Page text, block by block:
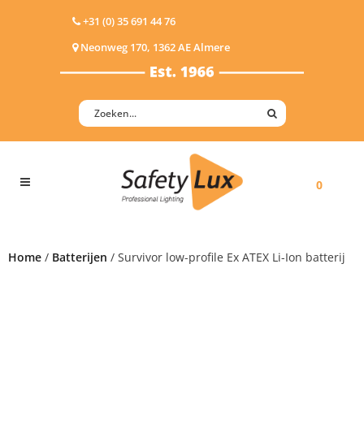
+31 (0) 35 691 44 76
Neonweg 170, 1362 AE Almere
0
Home / Batterijen / Survivor low-profile Ex ATEX Li-Ion batterij